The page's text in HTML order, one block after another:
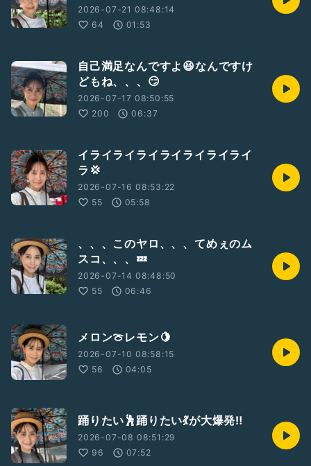
2026-07-21 08:48:14
64
01:53
自己満足なんですよ😆なんですけ
どもね、、、😏
2026-07-17 08:50:55
200
06:37
イライライライライライライライ
ラ💢
2026-07-16 08:53:22
55
05:58
、、、このヤロ、、、てめぇのム
スコ、、、💤
2026-07-14 08:48:50
55
06:46
メロン🍈レモン🍋
2026-07-10 08:58:15
56
04:05
踊りたい🕺踊りたい💃が大爆発‼️
2026-07-08 08:51:29
96
07:52